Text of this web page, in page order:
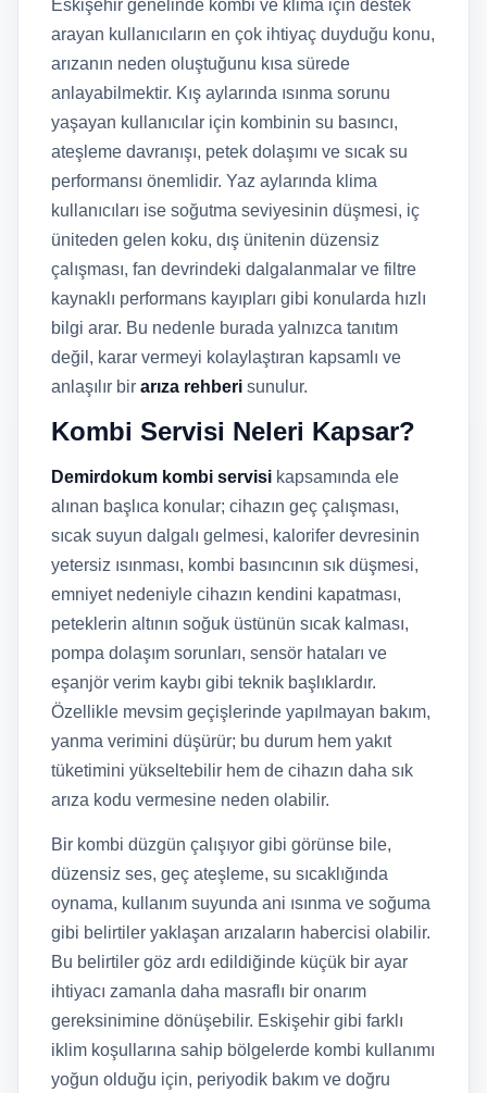
Eskişehir genelinde kombi ve klima için destek
arayan kullanıcıların en çok ihtiyaç duyduğu konu,
arızanın neden oluştuğunu kısa sürede
anlayabilmektir. Kış aylarında ısınma sorunu
yaşayan kullanıcılar için kombinin su basıncı,
ateşleme davranışı, petek dolaşımı ve sıcak su
performansı önemlidir. Yaz aylarında klima
kullanıcıları ise soğutma seviyesinin düşmesi, iç
üniteden gelen koku, dış ünitenin düzensiz
çalışması, fan devrindeki dalgalanmalar ve filtre
kaynaklı performans kayıpları gibi konularda hızlı
bilgi arar. Bu nedenle burada yalnızca tanıtım
değil, karar vermeyi kolaylaştıran kapsamlı ve
anlaşılır bir arıza rehberi sunulur.
Kombi Servisi Neleri Kapsar?
Demirdokum kombi servisi kapsamında ele
alınan başlıca konular; cihazın geç çalışması,
sıcak suyun dalgalı gelmesi, kalorifer devresinin
yetersiz ısınması, kombi basıncının sık düşmesi,
emniyet nedeniyle cihazın kendini kapatması,
peteklerin altının soğuk üstünün sıcak kalması,
pompa dolaşım sorunları, sensör hataları ve
eşanjör verim kaybı gibi teknik başlıklardır.
Özellikle mevsim geçişlerinde yapılmayan bakım,
yanma verimini düşürür; bu durum hem yakıt
tüketimini yükseltebilir hem de cihazın daha sık
arıza kodu vermesine neden olabilir.
Bir kombi düzgün çalışıyor gibi görünse bile,
düzensiz ses, geç ateşleme, su sıcaklığında
oynama, kullanım suyunda ani ısınma ve soğuma
gibi belirtiler yaklaşan arızaların habercisi olabilir.
Bu belirtiler göz ardı edildiğinde küçük bir ayar
ihtiyacı zamanla daha masraflı bir onarım
gereksinimine dönüşebilir. Eskişehir gibi farklı
iklim koşullarına sahip bölgelerde kombi kullanımı
yoğun olduğu için, periyodik bakım ve doğru